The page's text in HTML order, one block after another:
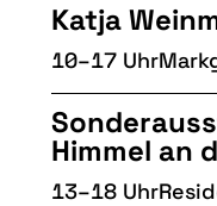
Katja
10–17 Uhr
Himmel an
13–18 Uhr